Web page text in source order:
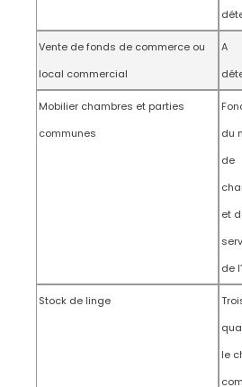
Vente de fonds de commerce ou
local commercial
A
Mobilier chambres et parties
communes
du
de
et
de
Stock de linge
le